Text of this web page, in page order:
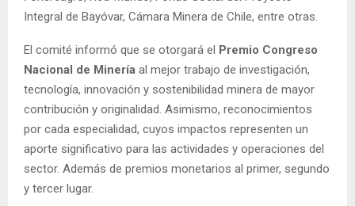
Integral de Bayóvar, Cámara Minera de Chile, entre otras.
El comité informó que se otorgará el Premio Congreso
Nacional de Minería al mejor trabajo de investigación,
tecnología, innovación y sostenibilidad minera de mayor
contribución y originalidad. Asimismo, reconocimientos
por cada especialidad, cuyos impactos representen un
aporte significativo para las actividades y operaciones del
sector. Además de premios monetarios al primer, segundo
y tercer lugar.